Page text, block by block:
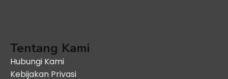
Tentang Kami
Hubungi Kami
Kebijakan Privasi